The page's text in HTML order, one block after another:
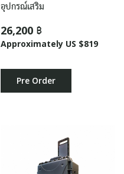
อุปกรณ์เสริม
26,200 ฿
Approximately US $819
Pre Order